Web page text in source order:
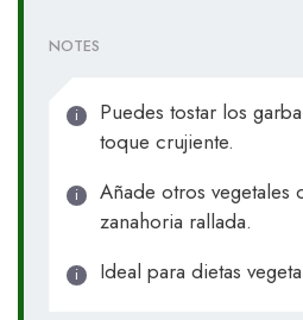
NOTES
Puedes tostar los
toque crujiente.
Añade otros
zanahoria rallada.
Ideal para dietas